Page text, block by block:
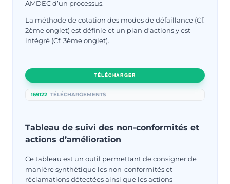
AMDEC d’un processus.
La méthode de cotation des modes de défaillance (Cf.
2ème onglet) est définie et un plan d’actions y est
intégré (Cf. 3ème onglet).
TÉLÉCHARGER
169122 TÉLÉCHARGEMENTS
Tableau de suivi des non-conformités et
actions d’amélioration
Ce tableau est un outil permettant de consigner de
manière synthétique les non-conformités et
réclamations détectées ainsi que les actions